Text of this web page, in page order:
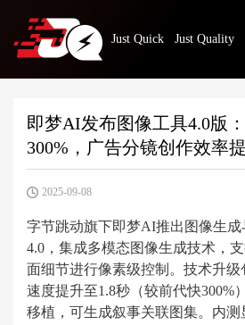
Just Quick Just Quality
即梦AI发布图像工具4.0版
300%，广告分镜创作效率
2025-09-08
字节跳动旗下即梦AI推出图像生
4.0，集成多模态图像生成技术，
面细节进行像素级控制。技术升
速度提升至1.8秒（较前代快300%
移植，可生成叙事关联图集。内测